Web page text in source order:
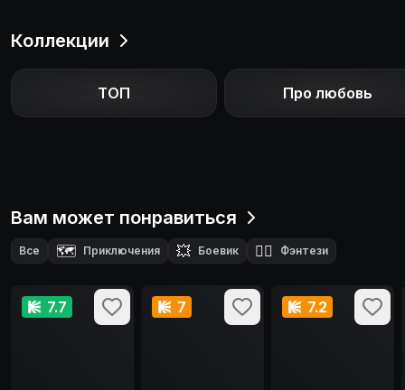
Коллекции
ТОП Про любовь
Вам может понравиться
Все 🗺️ Приключения 💥 Боевик 🧙‍♂️ Фэнтези
7.7 7 7.2